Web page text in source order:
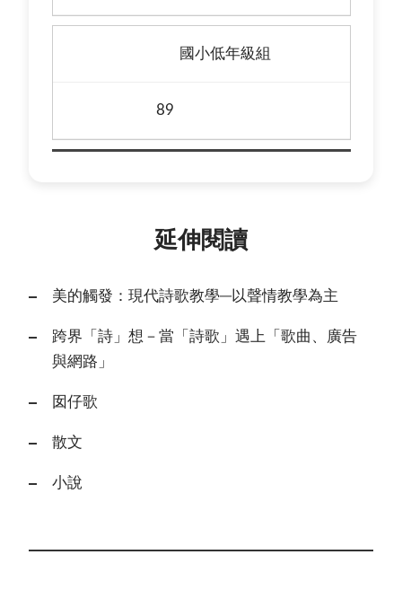
國小低年級組
89
延伸閱讀
美的觸發：現代詩歌教學─以聲情教學為主
跨界「詩」想－當「詩歌」遇上「歌曲、廣告
與網路」
囡仔歌
散文
小說